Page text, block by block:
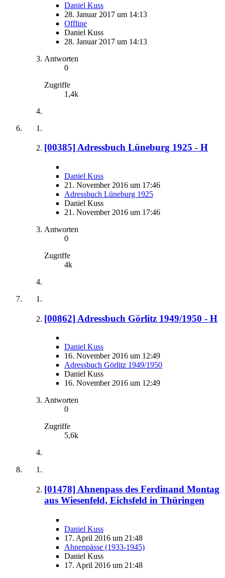
Daniel Kuss
28. Januar 2017 um 14:13
Offline
Daniel Kuss
28. Januar 2017 um 14:13
Antworten
0
Zugriffe
1,4k
[00385] Adressbuch Lüneburg 1925 - H
Daniel Kuss
21. November 2016 um 17:46
Adressbuch Lüneburg 1925
Daniel Kuss
21. November 2016 um 17:46
Antworten
0
Zugriffe
4k
[00862] Adressbuch Görlitz 1949/1950 - H
Daniel Kuss
16. November 2016 um 12:49
Adressbuch Görlitz 1949/1950
Daniel Kuss
16. November 2016 um 12:49
Antworten
0
Zugriffe
5,6k
[01478] Ahnenpass des Ferdinand Montag
aus Wiesenfeld, Eichsfeld in Thüringen
Daniel Kuss
17. April 2016 um 21:48
Ahnenpässe (1933-1945)
Daniel Kuss
17. April 2016 um 21:48